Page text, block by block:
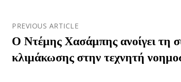
PREVIOUS ARTICLE
Ο Ντέμης Χασάμπης ανοίγει τη
κλιμάκωσης στην τεχνητή